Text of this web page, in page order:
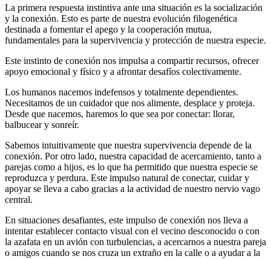
La primera respuesta instintiva ante una situación es la socialización
y la conexión. Esto es parte de nuestra evolución filogenética
destinada a fomentar el apego y la cooperación mutua,
fundamentales para la supervivencia y protección de nuestra especie.
Este instinto de conexión nos impulsa a compartir recursos, ofrecer
apoyo emocional y físico y a afrontar desafíos colectivamente.
Los humanos nacemos indefensos y totalmente dependientes.
Necesitamos de un cuidador que nos alimente, desplace y proteja.
Desde que nacemos, haremos lo que sea por conectar: llorar,
balbucear y sonreír.
Sabemos intuitivamente que nuestra supervivencia depende de la
conexión. Por otro lado, nuestra capacidad de acercamiento, tanto a
parejas como a hijos, es lo que ha permitido que nuestra especie se
reproduzca y perdura. Este impulso natural de conectar, cuidar y
apoyar se lleva a cabo gracias a la actividad de nuestro nervio vago
central.
En situaciones desafiantes, este impulso de conexión nos lleva a
intentar establecer contacto visual con el vecino desconocido o con
la azafata en un avión con turbulencias, a acercarnos a nuestra pareja
o amigos cuando se nos cruza un extraño en la calle o a ayudar a la